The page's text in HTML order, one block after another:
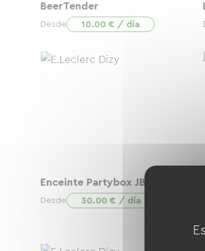
BeerTender
Desde 10.00 € / día
Enceinte Partybox JBL
Desde 30.00 € / día